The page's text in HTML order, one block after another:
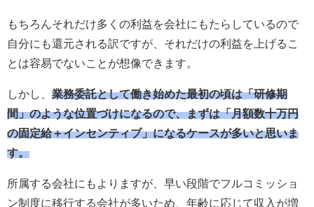
もちろんそれだけ多くの利益を会社にもたらしているので
自分にも還元される訳ですが、それだけの利益を上げるこ
とは容易でないことが想像できます。
しかし、 業務委託として働き始めた最初の頃は「研修期
間」のような位置づけになるので、まずは「月額数十万円
の固定給＋インセンティブ」になるケースが多いと思いま
す。
所属する会社にもよりますが、早い段階でフルコミッショ
ン制度に移行する会社が多いため、年齢に応じて収入が増